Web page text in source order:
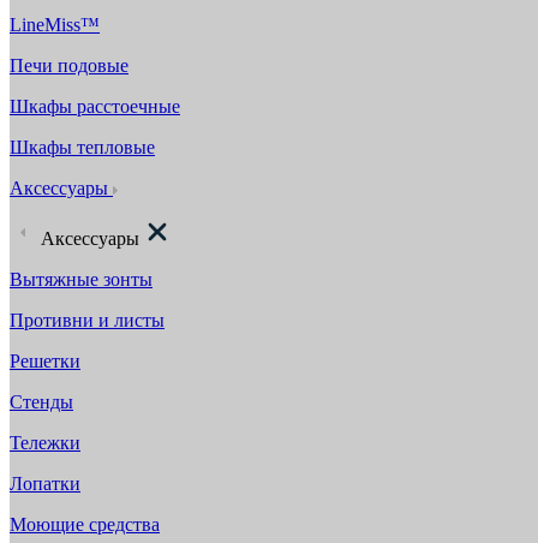
LineMiss™
Печи подовые
Шкафы расстоечные
Шкафы тепловые
Аксессуары
Аксессуары
Вытяжные зонты
Противни и листы
Решетки
Стенды
Тележки
Лопатки
Моющие средства